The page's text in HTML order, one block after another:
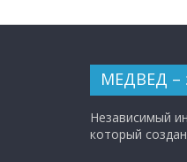
МЕДВЕД –
Независимый
который